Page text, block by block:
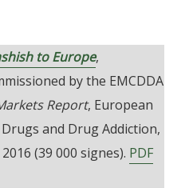
to Europe,
by the EMCDDA
Report, European
and Drug Addiction,
(39 000 signes). PDF